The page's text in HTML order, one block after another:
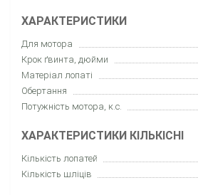
ХАРАКТЕРИСТИКИ
Для мотора
Крок ґвинта, дюйми
Матеріал лопаті
Обертання
Потужність мотора, к.с.
ХАРАКТЕРИСТИКИ КІЛЬКІСНІ
Кількість лопатей
Кількість шліців